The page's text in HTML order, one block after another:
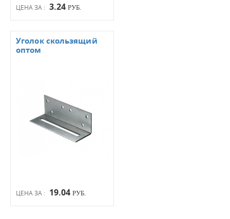
ЦЕНА ЗА : 3.24 РУБ.
ЦЕНА ЗА : 19.04 РУБ.
Уголок скользящий
оптом